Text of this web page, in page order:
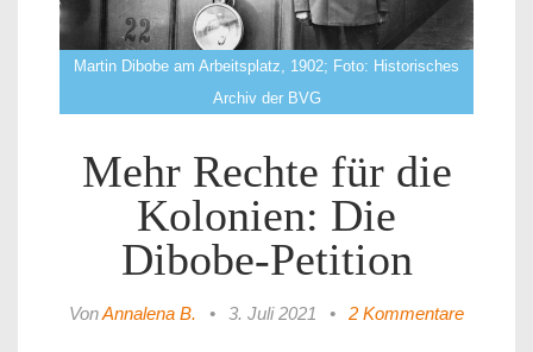
Martin Dibobe am Arbeitsplatz, 1902; Foto: Historisches
Archiv der BVG
Mehr Rechte für die
Kolonien: Die
Dibobe-Petition
VonAnnalena B. • 3. Juli 2021 • 2 Kommentare